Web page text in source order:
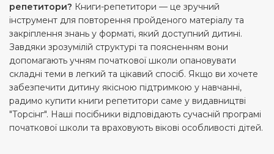
репетитори? Книги-репетитори — це зручний
інструмент для повторення пройденого матеріалу та
закріплення знань у форматі, який доступний дитині.
Завдяки зрозумілій структурі та поясненням вони
допомагають учням початкової школи опановувати
складні теми в легкий та цікавий спосіб. Якщо ви хочете
забезпечити дитину якісною підтримкою у навчанні,
радимо купити книги репетитори саме у видавництві
"Торсінг". Наші посібники відповідають сучасній програмі
початкової школи та враховують вікові особливості дітей.